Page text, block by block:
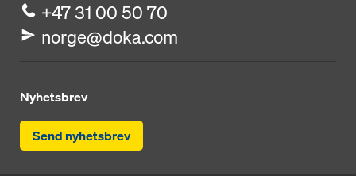
+47 31 00 50 70
norge@doka.com
Nyhetsbrev
Send nyhetsbrev